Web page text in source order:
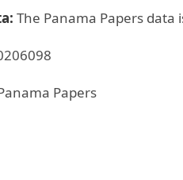
The Panama Papers
Papers